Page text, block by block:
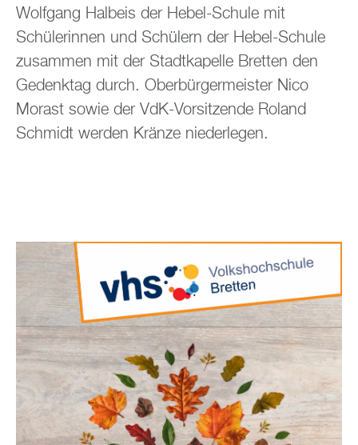
Wolfgang Halbeis der Hebel-Schule mit
Schülerinnen und Schülern der Hebel-Schule
zusammen mit der Stadtkapelle Bretten den
Gedenktag durch. Oberbürgermeister Nico
Morast sowie der VdK-Vorsitzende Roland
Schmidt werden Kränze niederlegen.